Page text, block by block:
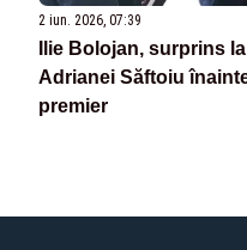
2 iun. 2026, 07:39
Ilie Bolojan, surprins
Adrianei Săftoiu
premier